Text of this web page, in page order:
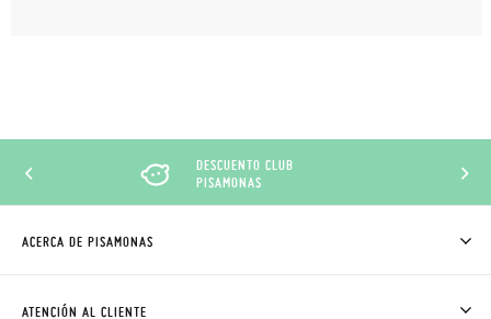
DESCUENTO CLUB
PISAMONAS
ACERCA DE PISAMONAS
CÓMO COMPRAR
ATENCIÓN AL CLIENTE